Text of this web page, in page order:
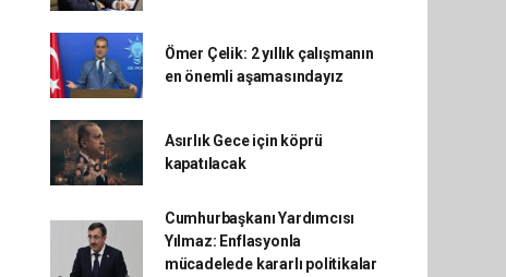
Ömer Çelik: 2 yıllık çalışmanın
en önemli aşamasındayız
Asırlık Gece için köprü
kapatılacak
Cumhurbaşkanı Yardımcısı
Yılmaz: Enflasyonla
mücadelede kararlı politikalar